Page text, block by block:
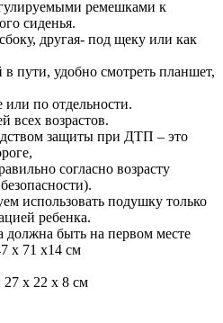
ремешками к
сиденья.
другая- под щеку или как
пути, удобно смотреть планшет,
по отдельности.
всех возрастов.
защиты при ДТП – это
согласно возрасту
использовать подушку только
ребенка.
должна быть на первом месте
х 71 х14 см
х 22 х 8 см